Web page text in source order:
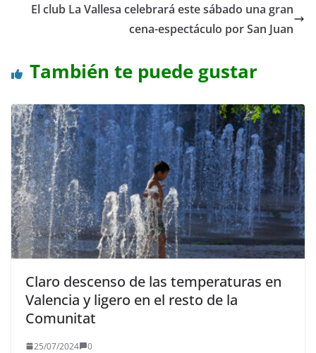
El club La Vallesa celebrará este sábado una gran
cena-espectáculo por San Juan
También te puede gustar
Claro descenso de las temperaturas en
Valencia y ligero en el resto de la
Comunitat
25/07/2024 0